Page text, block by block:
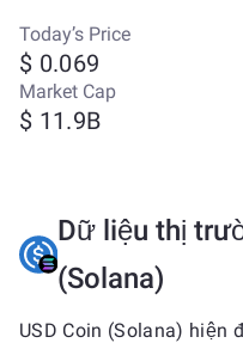
Today’s Price
$ 0.069
Market Cap
$ 11.9B
Dữ liệu thị
(Solana)
USD Coin (Solana)